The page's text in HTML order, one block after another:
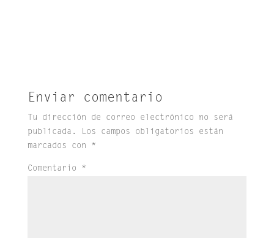
Enviar comentario
Tu dirección de correo electrónico no será
publicada.
Los campos obligatorios están
marcados con *
Comentario *